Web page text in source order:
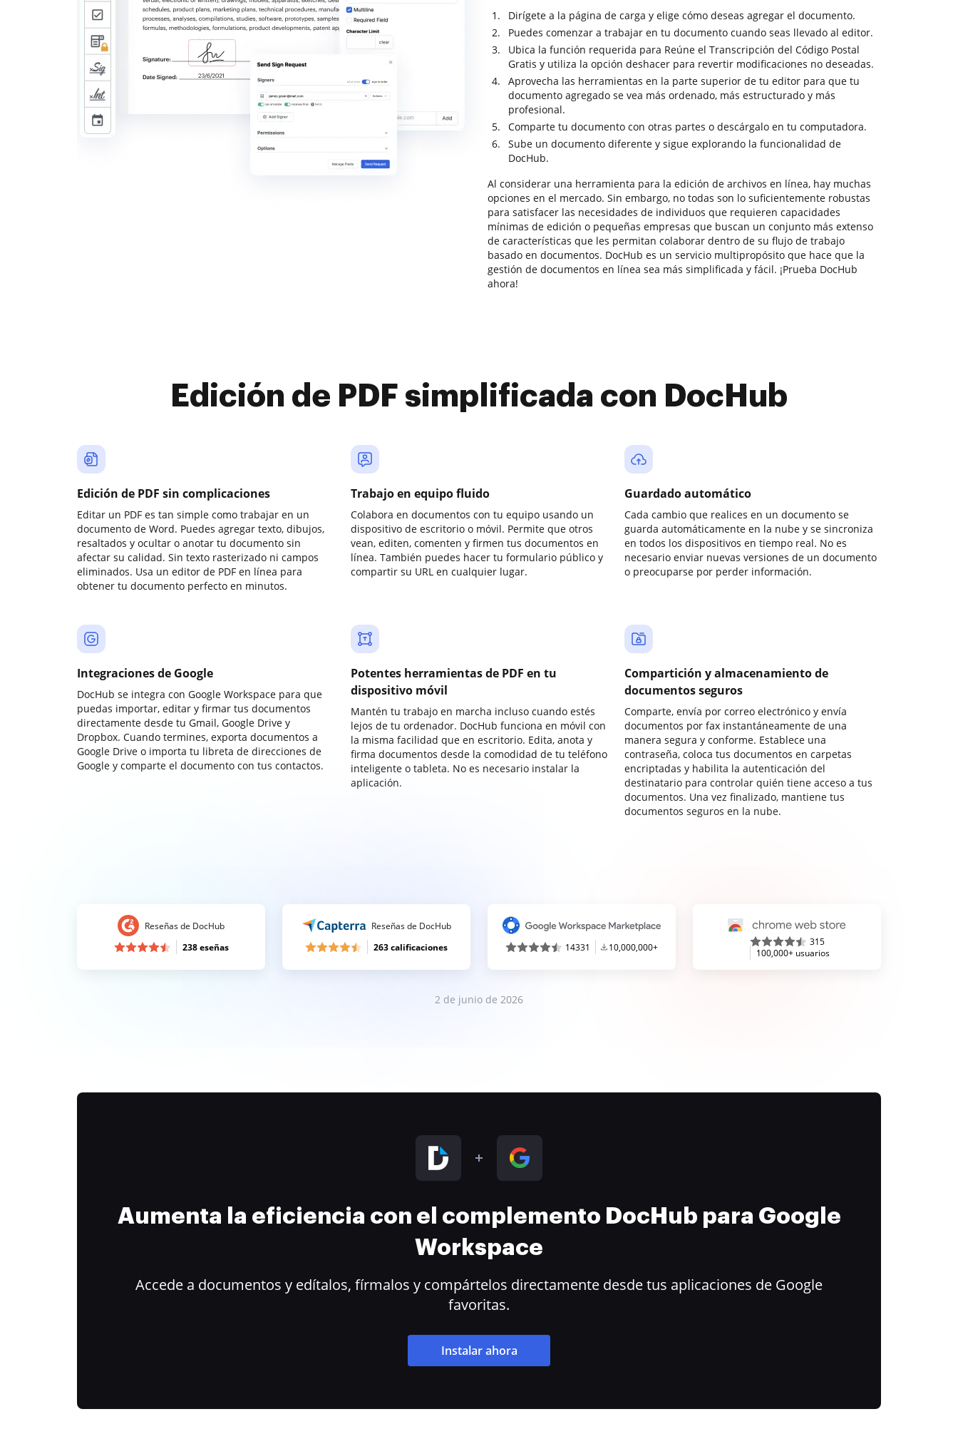
Dirígete a la página de carga y elige cómo deseas agregar el documento.
Puedes comenzar a trabajar en tu documento cuando seas llevado al editor.
Ubica la función requerida para Reúne el Transcripción del Código Postal
Gratis y utiliza la opción deshacer para revertir modificaciones no deseadas.
Aprovecha las herramientas en la parte superior de tu editor para que tu
documento agregado se vea más ordenado, más estructurado y más
profesional.
Comparte tu documento con otras partes o descárgalo en tu computadora.
Sube un documento diferente y sigue explorando la funcionalidad de
DocHub.
Al considerar una herramienta para la edición de archivos en línea, hay muchas
opciones en el mercado. Sin embargo, no todas son lo suficientemente robustas
para satisfacer las necesidades de individuos que requieren capacidades
mínimas de edición o pequeñas empresas que buscan un conjunto más extenso
de características que les permitan colaborar dentro de su flujo de trabajo
basado en documentos. DocHub es un servicio multipropósito que hace que la
gestión de documentos en línea sea más simplificada y fácil. ¡Prueba DocHub
ahora!
Edición de PDF simplificada con DocHub
Edición de PDF sin complicaciones
Editar un PDF es tan simple como trabajar en un
documento de Word. Puedes agregar texto, dibujos,
resaltados y ocultar o anotar tu documento sin
afectar su calidad. Sin texto rasterizado ni campos
eliminados. Usa un editor de PDF en línea para
obtener tu documento perfecto en minutos.
Trabajo en equipo fluido
Colabora en documentos con tu equipo usando un
dispositivo de escritorio o móvil. Permite que otros
vean, editen, comenten y firmen tus documentos en
línea. También puedes hacer tu formulario público y
compartir su URL en cualquier lugar.
Guardado automático
Cada cambio que realices en un documento se
guarda automáticamente en la nube y se sincroniza
en todos los dispositivos en tiempo real. No es
necesario enviar nuevas versiones de un documento
o preocuparse por perder información.
Integraciones de Google
DocHub se integra con Google Workspace para que
puedas importar, editar y firmar tus documentos
directamente desde tu Gmail, Google Drive y
Dropbox. Cuando termines, exporta documentos a
Google Drive o importa tu libreta de direcciones de
Google y comparte el documento con tus contactos.
Potentes herramientas de PDF en tu
dispositivo móvil
Mantén tu trabajo en marcha incluso cuando estés
lejos de tu ordenador. DocHub funciona en móvil con
la misma facilidad que en escritorio. Edita, anota y
firma documentos desde la comodidad de tu teléfono
inteligente o tableta. No es necesario instalar la
aplicación.
Compartición y almacenamiento de
documentos seguros
Comparte, envía por correo electrónico y envía
documentos por fax instantáneamente de una
manera segura y conforme. Establece una
contraseña, coloca tus documentos en carpetas
encriptadas y habilita la autenticación del
destinatario para controlar quién tiene acceso a tus
documentos. Una vez finalizado, mantiene tus
documentos seguros en la nube.
Reseñas de DocHub
238 eseñas
Reseñas de DocHub
263 calificaciones
14331 10,000,000+
315
100,000+ usuarios
2 de junio de 2026
Aumenta la eficiencia con el complemento DocHub para Google
Workspace
Accede a documentos y edítalos, fírmalos y compártelos directamente desde tus aplicaciones de Google
favoritas.
Instalar ahora